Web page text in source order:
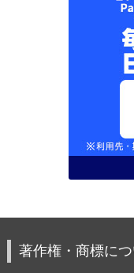
著作権・商標に